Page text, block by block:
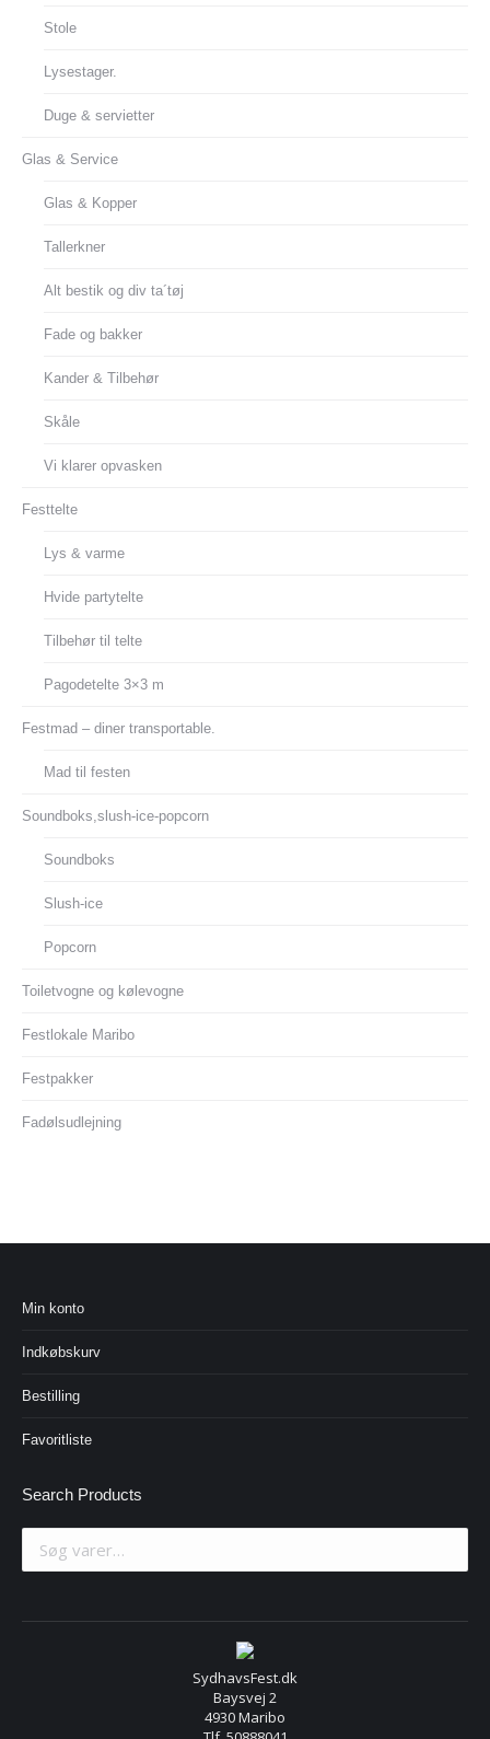
Stole
Lysestager.
Duge & servietter
Glas & Service
Glas & Kopper
Tallerkner
Alt bestik og div ta´tøj
Fade og bakker
Kander & Tilbehør
Skåle
Vi klarer opvasken
Festtelte
Lys & varme
Hvide partytelte
Tilbehør til telte
Pagodetelte 3×3 m
Festmad – diner transportable.
Mad til festen
Soundboks,slush-ice-popcorn
Soundboks
Slush-ice
Popcorn
Toiletvogne og kølevogne
Festlokale Maribo
Festpakker
Fadølsudlejning
Min konto
Indkøbskurv
Bestilling
Favoritliste
Search Products
SydhavsFest.dk
Baysvej 2
4930 Maribo